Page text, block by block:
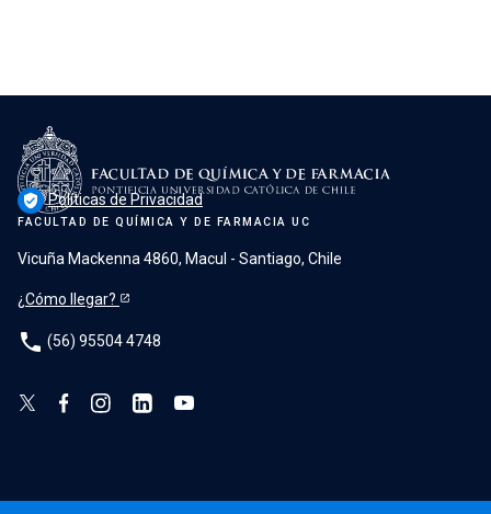
verified_user Políticas de Privacidad
FACULTAD DE QUÍMICA Y DE FARMACIA UC
Vicuña Mackenna 4860, Macul - Santiago, Chile
¿Cómo llegar?
phone (56) 95504 4748